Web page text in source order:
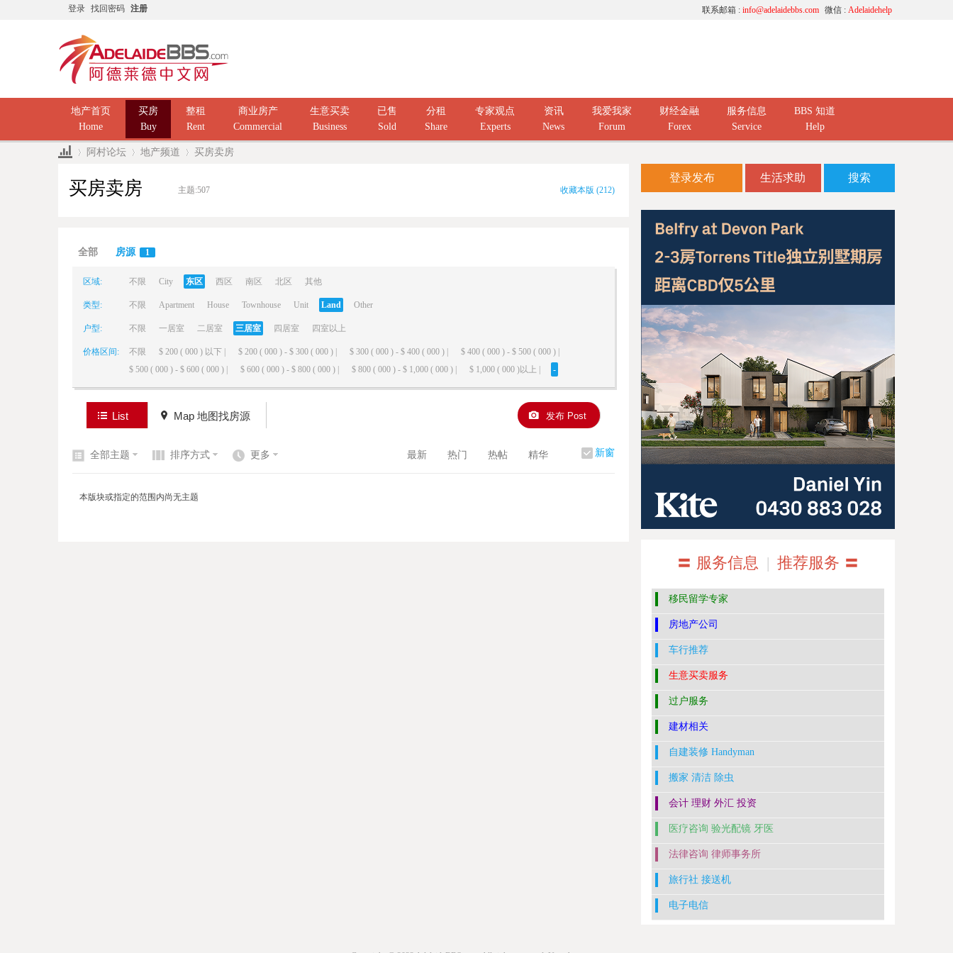
登录 找回密码 注册 微信 : Adelaidehelp
联系邮箱 : info@adelaidebbs.com
地产首页
Home
买房
Buy
整租
Rent
商业房产
Commercial
生意买卖
Business
已售
Sold
分租
Share
专家观点
Experts
资讯
News
我爱我家
Forum
财经金融
Forex
服务信息
Service
BBS 知道
Help
阿村论坛 地产频道 买房卖房
买房卖房 主题:507 收藏本版 (212)
全部 房源 1
区域: 不限 City 东区 西区 南区 北区 其他
类型: 不限 Apartment House Townhouse Unit Land Other
户型: 不限 一居室 二居室 三居室 四居室 四室以上
价格区间: 不限 $ 200 ( 000 ) 以下 | $ 200 ( 000 ) - $ 300 ( 000 ) | $ 300 ( 000 ) - $ 400 ( 000 ) |
$ 400 ( 000 ) - $ 500 ( 000 ) |
$ 500 ( 000 ) - $ 600 ( 000 ) |
$ 600 ( 000 ) - $ 800 ( 000 ) | $ 800 ( 000 ) - $ 1,000 ( 000 ) | $ 1,000 ( 000 )以上 | -
List Map 地图找房源 发布 Post
新窗
全部主题 排序方式 更多 最新 热门 热帖 精华
本版块或指定的范围内尚无主题
登录发布 生活求助 搜索
〓 服务信息 | 推荐服务 〓
移民留学专家
房地产公司
车行推荐
生意买卖服务
过户服务
建材相关
自建装修 Handyman
搬家 清洁 除虫
会计 理财 外汇 投资
医疗咨询 验光配镜 牙医
法律咨询 律师事务所
旅行社 接送机
电子电信